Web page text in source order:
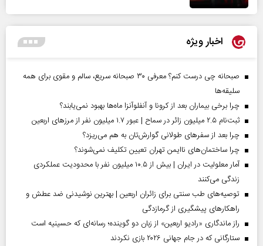
اخبار ویژه
صبحانه چی درست کنم؟ معرفی ۳۰ صبحانه سریع، سالم و مقوی برای همه
سلیقه‌ها
چرا برخی بیماران بعد از کرونا و آنفلوآنزا ماه‌ها بهبود نمی‌یابند؟
ثبت‌نام ۲.۵ میلیون زائر در سماح | عبور ۱.۷ میلیون نفر از مرز‌های اربعین
چرا بعد از سفرهای طولانی گوارش‌تان به هم می‌ریزد؟
چرا ساختمان‌های ناایمن تهران تعیین تکلیف نمی‌شوند؟
آمار معلولیت در ایران | بیش از ۱۰.۵ میلیون نفر با محدودیت عملکردی
زندگی می‌کنند
توصیه‌های طب سنتی برای زائران اربعین | بهترین نوشیدنی ضد عطش و
راهکارهای پیشگیری از گرمازدگی
راز ماندگاری «رادیو اربعین» از زبان دو گوینده؛ رسانه‌ای که حسینیه است
ستارگانی که در جام جهانی ۲۰۲۶ بازی نکردند